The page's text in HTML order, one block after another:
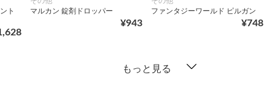
ト
マルカン 錠剤ドロッパー
¥943
ファンタジーワールド ピルガン
¥748
もっと見る